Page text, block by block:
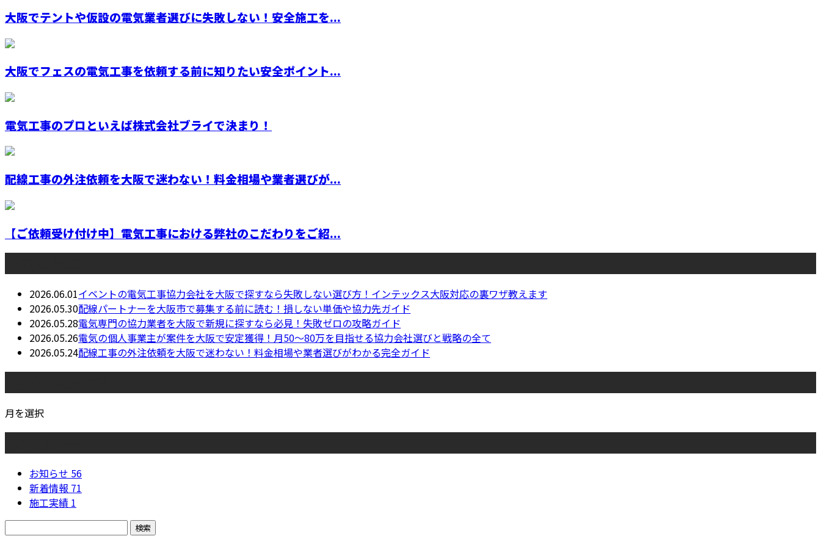
大阪でテントや仮設の電気業者選びに失敗しない！安全施工を...
大阪でフェスの電気工事を依頼する前に知りたい安全ポイント...
電気工事のプロといえば株式会社ブライで決まり！
配線工事の外注依頼を大阪で迷わない！料金相場や業者選びが...
【ご依頼受け付け中】電気工事における弊社のこだわりをご紹...
2026.06.01イベントの電気工事協力会社を大阪で探すなら失敗しない選び方！インテックス大阪対応の裏ワザ教えます
2026.05.30配線パートナーを大阪市で募集する前に読む！損しない単価や協力先ガイド
2026.05.28電気専門の協力業者を大阪で新規に探すなら必見！失敗ゼロの攻略ガイド
2026.05.26電気の個人事業主が案件を大阪で安定獲得！月50〜80万を目指せる協力会社選びと戦略の全て
2026.05.24配線工事の外注依頼を大阪で迷わない！料金相場や業者選びがわかる完全ガイド
月を選択
お知らせ 56
新着情報 71
施工実績 1